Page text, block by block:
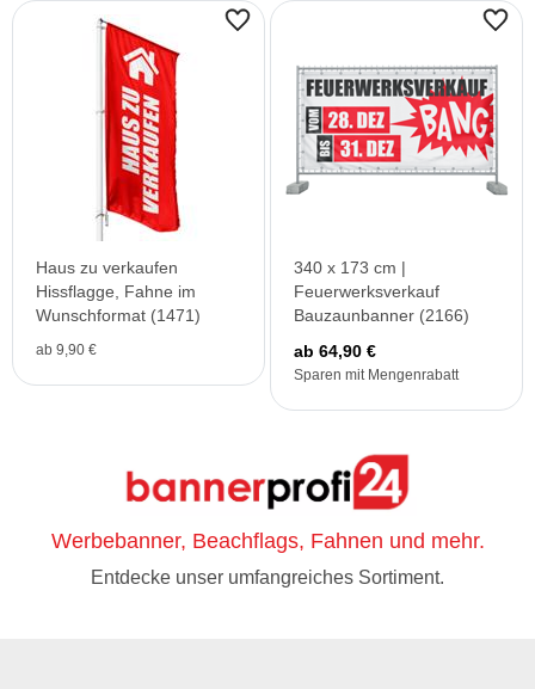
Haus zu verkaufen
Hissflagge, Fahne im
Wunschformat (1471)
ab 9,90 €
340 x 173 cm |
Feuerwerksverkauf
Bauzaunbanner (2166)
ab 64,90 €
Sparen mit Mengenrabatt
Werbebanner, Beachflags, Fahnen und mehr.
Entdecke unser umfangreiches Sortiment.